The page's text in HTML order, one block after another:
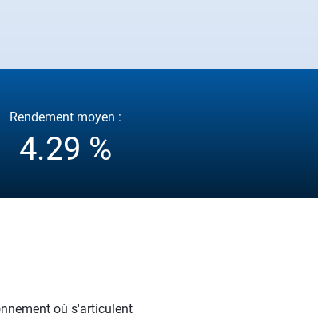
Rendement moyen :
4.29 %
où s'articulent